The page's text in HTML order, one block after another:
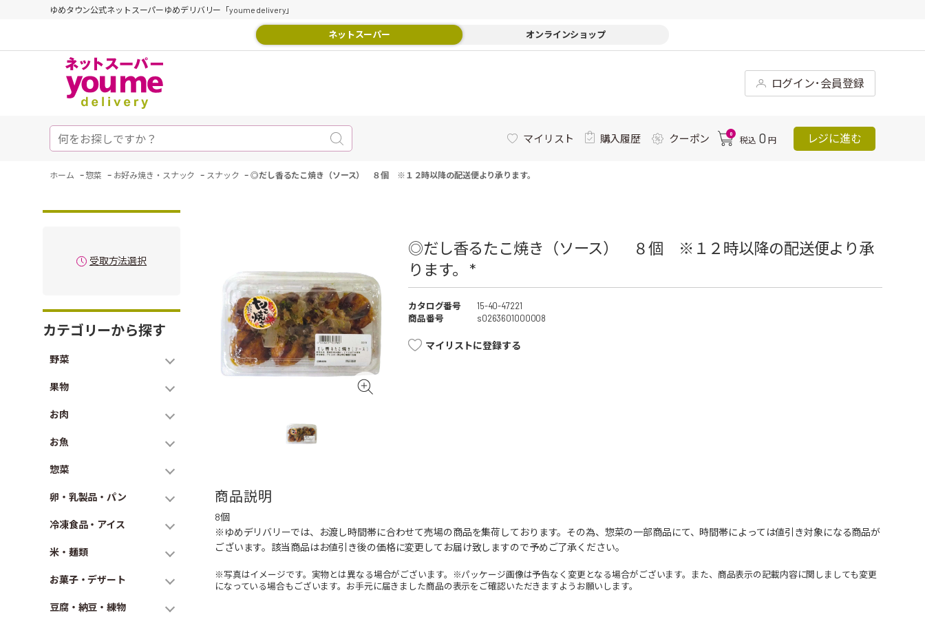
ゆめタウン公式ネットスーパーゆめデリバリー「youme delivery」
ネットスーパー オンラインショップ
ログイン･会員登録
マイリスト 購入履歴 クーポン 0
税込 0 円 レジに進む
ホーム - 惣菜 - お好み焼き・スナック - スナック -◎だし香るたこ焼き（ソース） ８個 ※１２時以降の配送便より承ります。
受取方法選択
カテゴリーから探す
野菜
果物
お肉
お魚
惣菜
卵・乳製品・パン
冷凍食品・アイス
米・麺類
お菓子・デザート
豆腐・納豆・練物
◎だし香るたこ焼き（ソース） ８個 ※１２時以降の配送便より承
ります。 *
カタログ番号
15-40-47221
商品番号
s0263601000008
マイリストに登録する
商品説明
8個
※ゆめデリバリーでは、お渡し時間帯に合わせて売場の商品を集荷しております。その為、惣菜の一部商品にて、時間帯によっては値引き対象になる商品が
ございます。該当商品はお値引き後の価格に変更してお届け致しますので予めご了承ください。
※写真はイメージです。実物とは異なる場合がございます。※パッケージ画像は予告なく変更となる場合がございます。また、商品表示の記載内容に関しましても変更
になっている場合もございます。お手元に届きました商品の表示をご確認いただきますようお願いします。